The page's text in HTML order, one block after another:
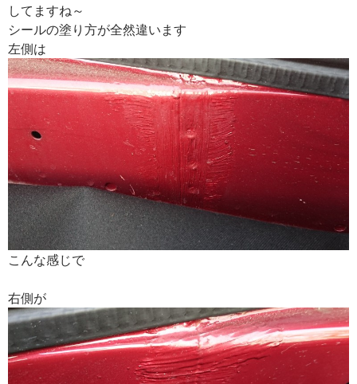
してますね～
シールの塗り方が全然違います
左側は
こんな感じで
右側が